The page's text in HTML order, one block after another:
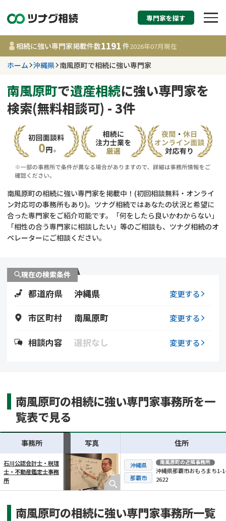
相続税申告・相続手
す
沖縄県
事務所
相談内容で探す
相続登記
遺留分侵害額請求
コラム
相続手続き
専門家を探す
相続に強い専門家掲載件数1191 件2026年07月現在
ホーム 沖縄県 南風原町で相続に強い専門家
南風原町で遺産相続に強い専門家を
検索(無料相談可) - 3件
南風原町の相続に強い専門家を掲載中！(初回相談無料・オンライ
ン対応可の事務所もあり)。ツナグ相続ではあなたの状況と希望に
合った専門家をご紹介可能です。「何をしたら良いかわからない」
「相性の合う専門家に相談したい」等のご相談も、ツナグ相続のオ
ペレーターにご相談ください。
現在の検索条件
都道府県 沖縄県 変更する
市区町村 南風原町 変更する
相談内容 選択なし 変更する
南風原町の相続に強い専門家事務所を一
覧表で見る
横スクロール可能
事務所 写真 住所
石川公認会計士・税理
士・不動産鑑定士事務
所
沖縄県
那覇市
南風原町の近隣事務所
沖縄県那覇市おもろまち1-
2622
南風原町の相続に強い専門家事務所一覧